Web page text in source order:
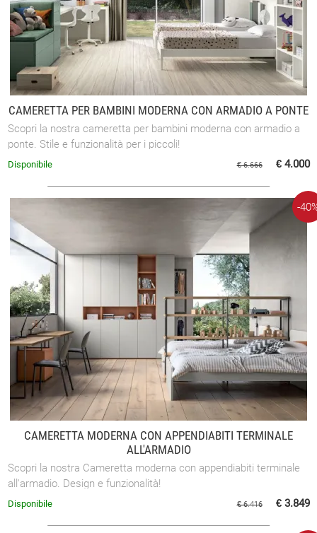
CAMERETTA PER BAMBINI MODERNA CON ARMADIO A PONTE
Scopri la nostra cameretta per bambini moderna con armadio a
ponte. Stile e funzionalità per i piccoli!
€ 6.666 € 4.000
Disponibile
CAMERETTA MODERNA CON APPENDIABITI TERMINALE
ALL'ARMADIO
Scopri la nostra Cameretta moderna con appendiabiti terminale
all'armadio. Design e funzionalità!
-
€ 6.416 € 3.849
Disponibile